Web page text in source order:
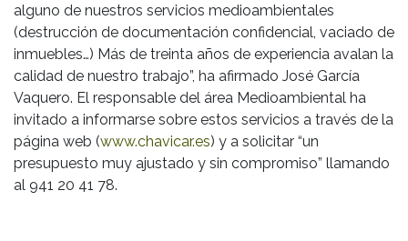
alguno de nuestros servicios medioambientales
(destrucción de documentación confidencial, vaciado de
inmuebles…) Más de treinta años de experiencia avalan la
calidad de nuestro trabajo”, ha afirmado José García
Vaquero. El responsable del área Medioambiental ha
invitado a informarse sobre estos servicios a través de la
página web (www.chavicar.es) y a solicitar “un
presupuesto muy ajustado y sin compromiso” llamando
al 941 20 41 78.